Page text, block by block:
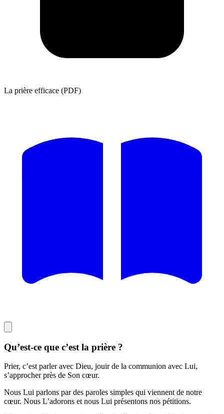
La prière efficace (PDF)
Qu’est-ce que c’est la prière ?
Prier, c’est parler avec Dieu, jouir de la communion avec Lui,
s’approcher près de Son cœur.
Nous Lui parlons par des paroles simples qui viennent de notre
cœur. Nous L’adorons et nous Lui présentons nos pétitions.